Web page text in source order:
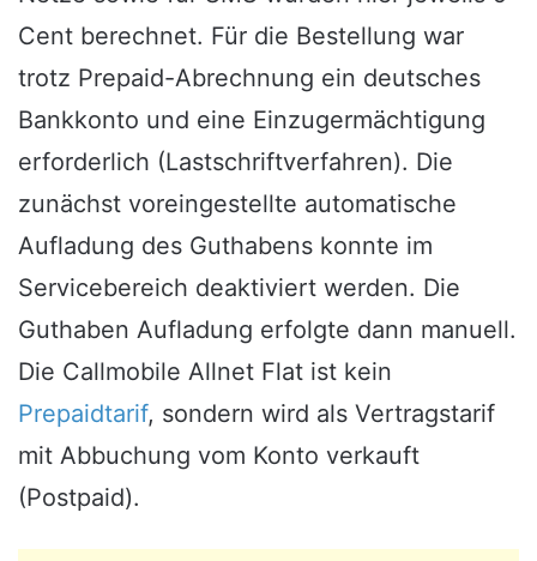
Cent berechnet. Für die Bestellung war
trotz Prepaid-Abrechnung ein deutsches
Bankkonto und eine Einzugermächtigung
erforderlich (Lastschriftverfahren). Die
zunächst voreingestellte automatische
Aufladung des Guthabens konnte im
Servicebereich deaktiviert werden. Die
Guthaben Aufladung erfolgte dann manuell.
Die Callmobile Allnet Flat ist kein
Prepaidtarif, sondern wird als Vertragstarif
mit Abbuchung vom Konto verkauft
(Postpaid).